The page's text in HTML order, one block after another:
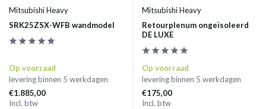
Mitsubishi Heavy
SRK25ZSX-WFB wandmodel
Op voorraad
levering binnen 5 werkdagen
€1.885,00
Incl. btw
Mitsubishi Heavy
Retourplenum ongeïsoleerd
DE LUXE
Op voorraad
levering binnen 5 werkdagen
€175,00
Incl. btw